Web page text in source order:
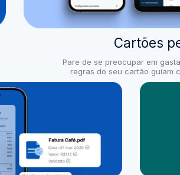
Cartões
Pare de se preocupar em
regras do seu cartão guiam